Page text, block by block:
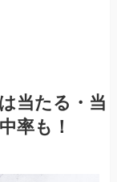
当たる・当
率も！